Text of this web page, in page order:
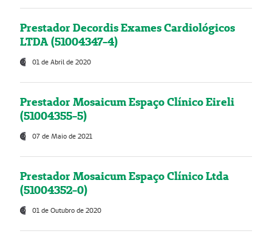
Prestador Decordis Exames Cardiológicos
LTDA (51004347-4)
01 de Abril de 2020
Prestador Mosaicum Espaço Clínico Eireli
(51004355-5)
07 de Maio de 2021
Prestador Mosaicum Espaço Clínico Ltda
(51004352-0)
01 de Outubro de 2020